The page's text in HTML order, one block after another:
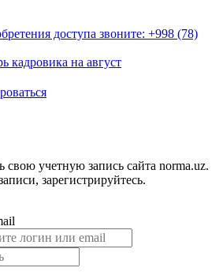
доступа звоните: +998 (78)
кадровика на август
свою учетную запись сайта norma.uz.
зарегистрируйтесь.